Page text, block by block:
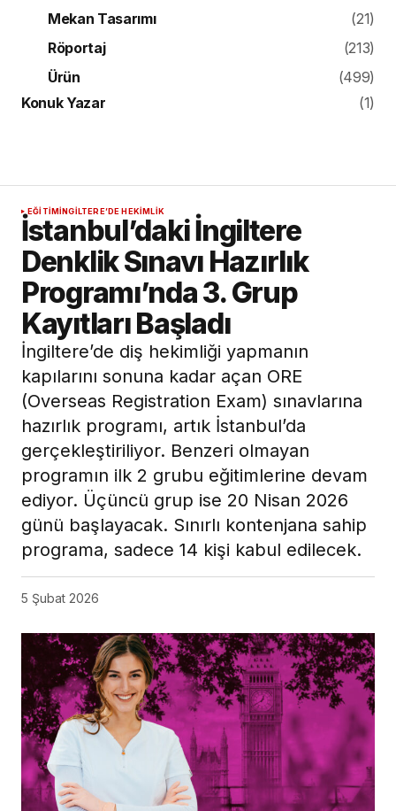
Mekan Tasarımı
(21)
Röportaj
(213)
Ürün
(499)
Konuk Yazar
(1)
EĞITIMİNGILTERE’DE HEKIMLIK
İstanbul’daki İngiltere
Denklik Sınavı Hazırlık
Programı’nda 3. Grup
Kayıtları Başladı
İngiltere’de diş hekimliği yapmanın
kapılarını sonuna kadar açan ORE
(Overseas Registration Exam) sınavlarına
hazırlık programı, artık İstanbul’da
gerçekleştiriliyor. Benzeri olmayan
programın ilk 2 grubu eğitimlerine devam
ediyor. Üçüncü grup ise 20 Nisan 2026
günü başlayacak. Sınırlı kontenjana sahip
programa, sadece 14 kişi kabul edilecek.
5 Şubat 2026